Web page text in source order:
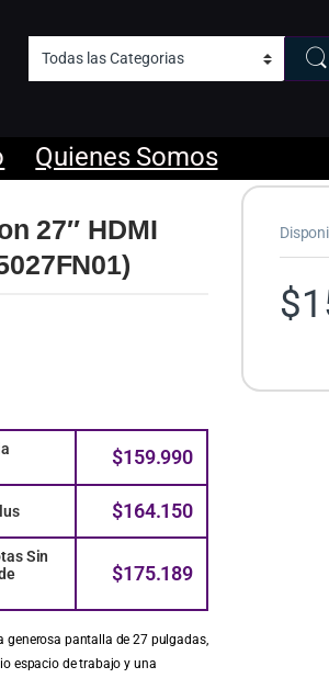
Quienes Somos
27″ HDMI
$159.990
$164.150
Sin
$175.189
generosa pantalla de 27 pulgadas,
espacio de trabajo y una
$